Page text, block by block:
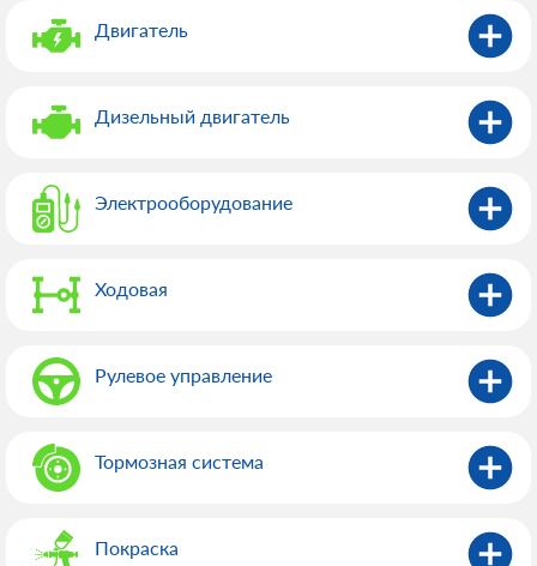
Двигатель
Дизельный двигатель
Электрооборудованиe
Ходовая
Рулевое управление
Тормозная система
Покраска